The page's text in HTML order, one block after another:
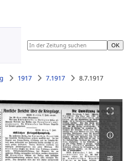
1917 7.1917 8.7.1917